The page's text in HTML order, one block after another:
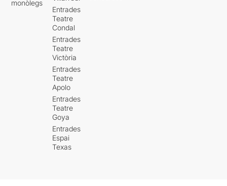
monòlegs
Entrades
Teatre
Condal
Entrades
Teatre
Victòria
Entrades
Teatre
Apolo
Entrades
Teatre
Goya
Entrades
Espai
Texas